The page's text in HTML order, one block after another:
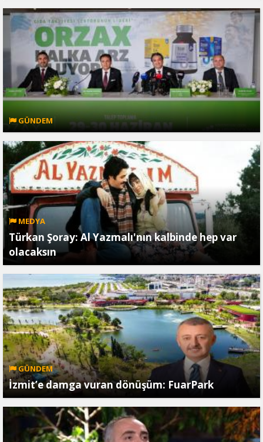
GÜNDEM
MEDYA
Türkan Şoray: Al Yazmalı'nın kalbinde hep var
olacaksın
GÜNDEM
İzmit’e damga vuran dönüşüm: FuarPark